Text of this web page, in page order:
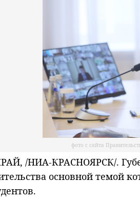
фото с сайта
/НИА-КРАСНОЯРСК/.
основной темой